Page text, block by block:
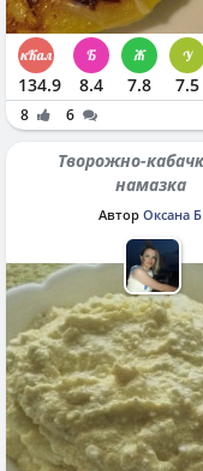
134.9 8.4 7.8 7.5
8 6
Творожно-кабачковая
намазка
Автор Оксана Б